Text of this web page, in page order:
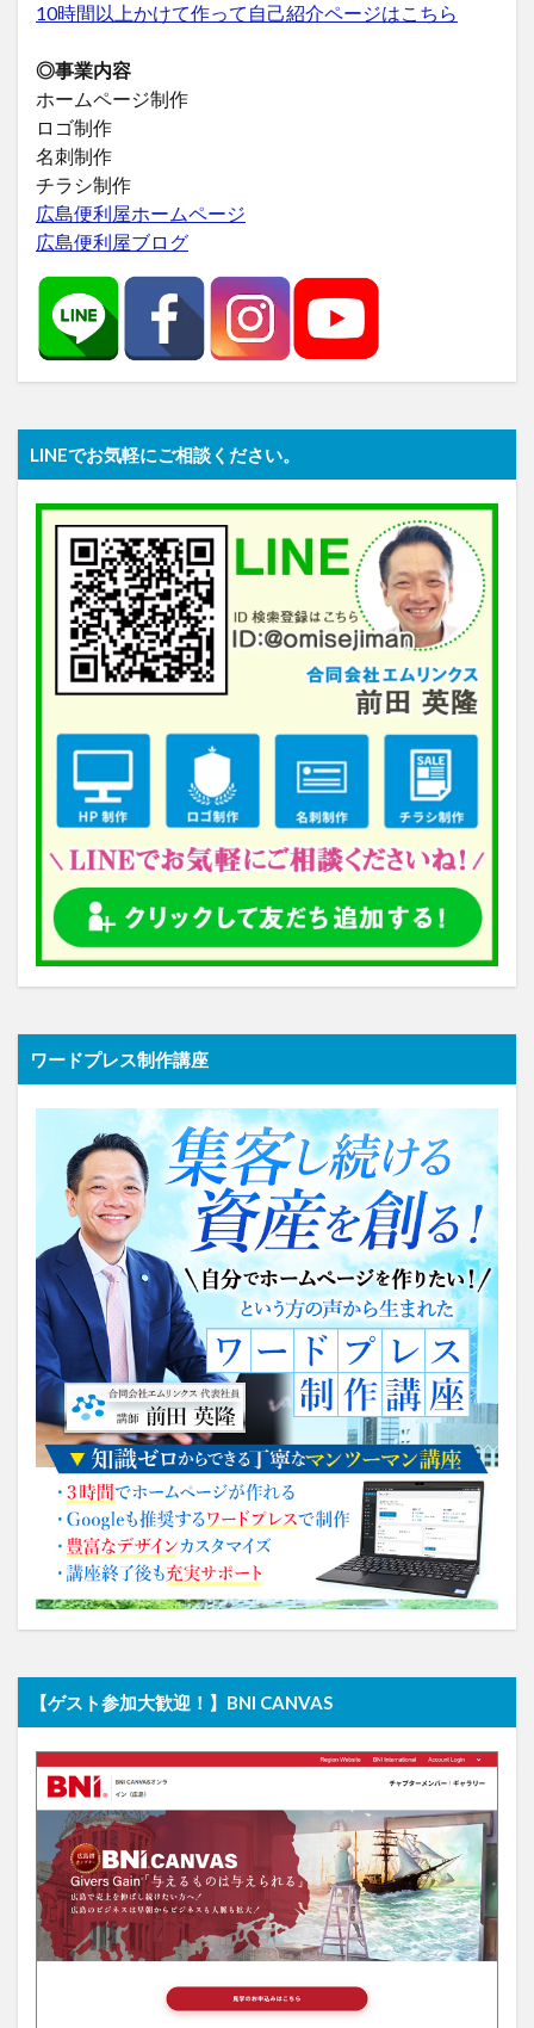
10時間以上かけて作って自己紹介ページはこちら
◎事業内容
ホームページ制作
ロゴ制作
名刺制作
チラシ制作
広島便利屋ホームページ
広島便利屋ブログ
LINEでお気軽にご相談ください。
ワードプレス制作講座
【ゲスト参加大歓迎！】BNI CANVAS